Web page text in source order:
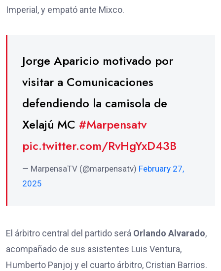
Imperial, y empató ante Mixco.
Jorge Aparicio motivado por
visitar a Comunicaciones
defendiendo la camisola de
Xelajú MC #Marpensatv
pic.twitter.com/RvHgYxD43B
— MarpensaTV (@marpensatv) February 27,
2025
El árbitro central del partido será Orlando Alvarado,
acompañado de sus asistentes Luis Ventura,
Humberto Panjoj y el cuarto árbitro, Cristian Barrios.